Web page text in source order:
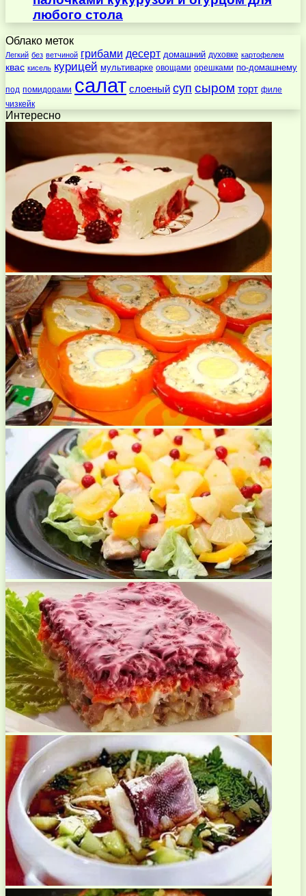
любого стола
Облако меток
Легкий без ветчиной грибами десерт домашний духовке картофелем
квас кисель курицей мультиварке овощами орешками по-домашнему
под помидорами салат слоеный суп сыром торт филе
чизкейк
Интересно